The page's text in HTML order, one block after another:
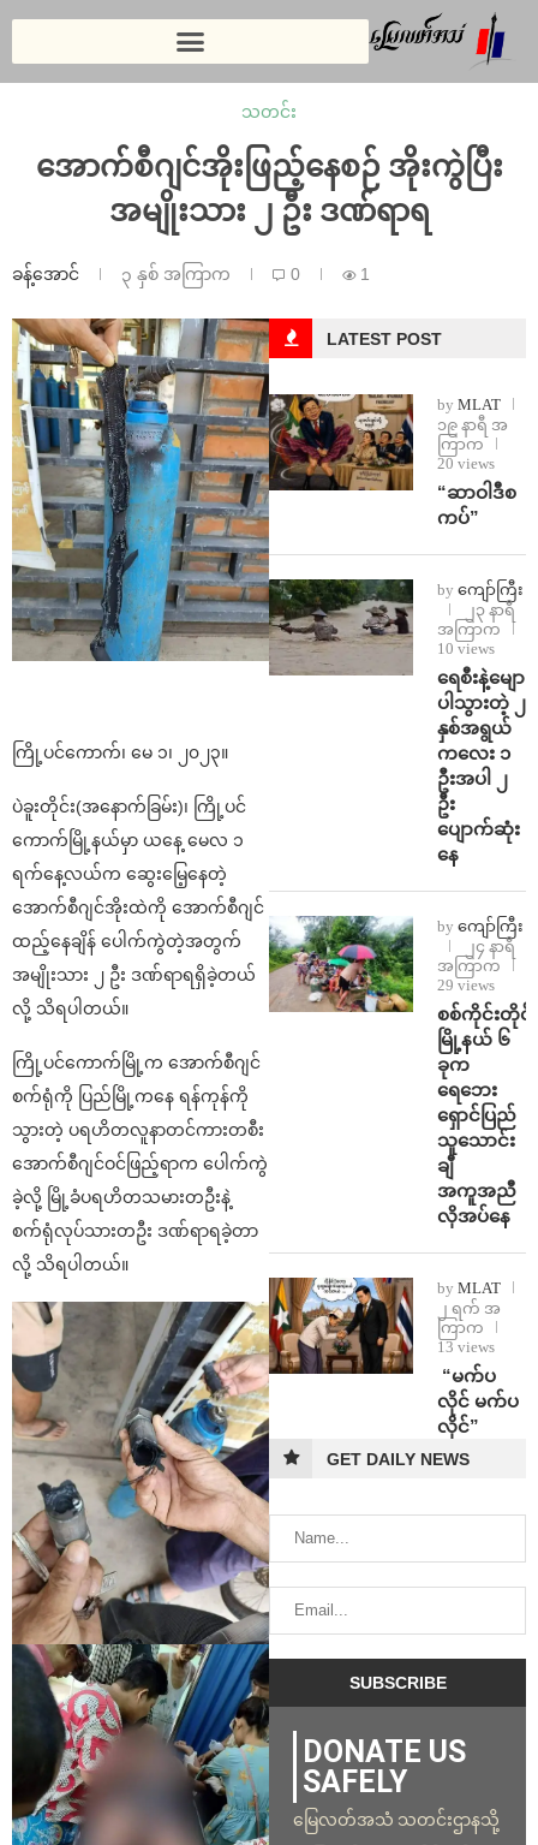
သတင်း
အောက်စီဂျင်အိုးဖြည့်နေစဉ် အိုးကွဲပြီး
အမျိုးသား ၂ ဦး ဒဏ်ရာရ
ခန့်အောင် ၃ နှစ် အကြာက 0 1
ကြို့ပင်ကောက်၊ မေ ၁၊ ၂၀၂၃။
ပဲခူးတိုင်း(အနောက်ခြမ်း)၊ ကြို့ပင်
ကောက်မြို့နယ်မှာ ယနေ့ မေလ ၁
ရက်နေ့လယ်က ဆွေးမြေ့နေတဲ့
အောက်စီဂျင်အိုးထဲကို အောက်စီဂျင်
ထည့်နေချိန် ပေါက်ကွဲတဲ့အတွက်
အမျိုးသား ၂ ဦး ဒဏ်ရာရရှိခဲ့တယ်
လို့ သိရပါတယ်။
ကြို့ပင်ကောက်မြို့က အောက်စီဂျင်
စက်ရုံကို ပြည်မြို့ကနေ ရန်ကုန်ကို
သွားတဲ့ ပရဟိတလူနာတင်ကားတစီး
အောက်စီဂျင်ဝင်ဖြည့်ရာက ပေါက်ကွဲ
ခဲ့လို့ မြို့ခံပရဟိတသမားတဦးနဲ့
စက်ရုံလုပ်သားတဦး ဒဏ်ရာရခဲ့တာ
လို့ သိရပါတယ်။
LATEST POST
by MLAT
၁၉ နာရီ အ
ကြာက
20 views
“ဆာဝါဒီစ
ကပ်”
by ကျော်ကြီး
၂၃ နာရီ
အကြာက
10 views
ရေစီးနဲ့မျော
ပါသွားတဲ့ ၂
နှစ်အရွယ်
ကလေး ၁
ဦးအပါ ၂
ဦး
ပျောက်ဆုံး
နေ
by ကျော်ကြီး
၂၄ နာရီ
အကြာက
29 views
စစ်ကိုင်းတိုင်း
မြို့နယ် ၆
ခုက
ရေဘေး
ရှောင်ပြည်
သူသောင်း
ချီ
အကူအညီ
လိုအပ်နေ
by MLAT
၂ ရက် အ
ကြာက
13 views
⁨ ⁨“မက်ပ
လိုင် မက်ပ
လိုင်”
GET DAILY NEWS
DONATE US
SAFELY
မြေလတ်အသံ သတင်းဌာနသို့